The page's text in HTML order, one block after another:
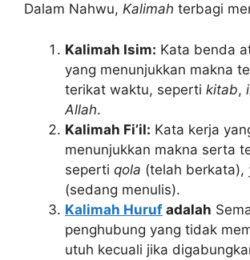
Dalam Nahwu, Kalimah terbagi
Kalimah Isim: Kata benda
yang menunjukkan makna
terikat waktu, seperti kitab,
Allah.
Kalimah Fi’il: Kata kerja
menunjukkan makna serta
seperti qola (telah berkata),
(sedang menulis).
Kalimah Huruf adalah
penghubung yang tidak
utuh kecuali jika